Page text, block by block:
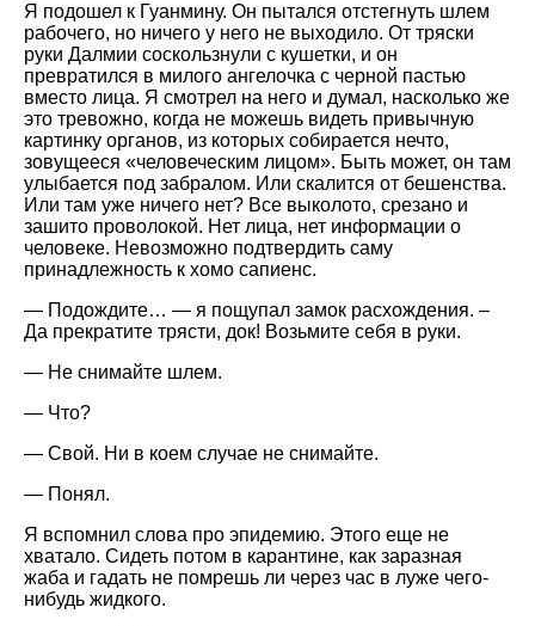
Я подошел к Гуанмину. Он пытался отстегнуть шлем
рабочего, но ничего у него не выходило. От тряски
руки Далмии соскользнули с кушетки, и он
превратился в милого ангелочка с черной пастью
вместо лица. Я смотрел на него и думал, насколько же
это тревожно, когда не можешь видеть привычную
картинку органов, из которых собирается нечто,
зовущееся «человеческим лицом». Быть может, он там
улыбается под забралом. Или скалится от бешенства.
Или там уже ничего нет? Все выколото, срезано и
зашито проволокой. Нет лица, нет информации о
человеке. Невозможно подтвердить саму
принадлежность к хомо сапиенс.
— Подождите… — я пощупал замок расхождения. –
Да прекратите трясти, док! Возьмите себя в руки.
— Не снимайте шлем.
— Что?
— Свой. Ни в коем случае не снимайте.
— Понял.
Я вспомнил слова про эпидемию. Этого еще не
хватало. Сидеть потом в карантине, как заразная
жаба и гадать не помрешь ли через час в луже чего-
нибудь жидкого.